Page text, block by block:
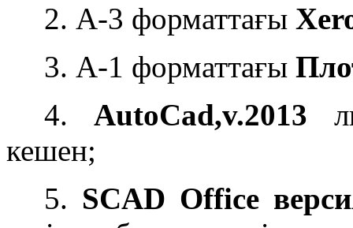
2. А-3 форматтағы
3. А-1 форматтағы
4.AutoCad,v.2013
кешен;
5. SCAD Office